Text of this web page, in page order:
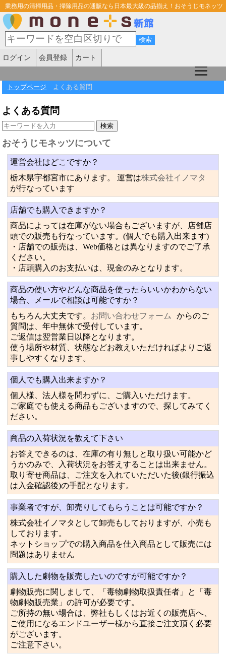
業務用の清掃用品・掃除用品の通販なら日本最大級の品揃え！おそうじモネッツ
ログイン 会員登録 カート
トップページ よくある質問
よくある質問
おそうじモネッツについて
運営会社はどこですか？
栃木県宇都宮市にあります。 運営は株式会社イノマタ
が行なっています
店舗でも購入できますか？
商品によっては在庫がない場合もございますが、店舗店
頭での販売も行なっています。(個人でも購入出来ます)
・店舗での販売は、Web価格とは異なりますのでご了承
ください。
・店頭購入のお支払いは、現金のみとなります。
商品の使い方やどんな商品を使ったらいいかわからない
場合、メールで相談は可能ですか？
もちろん大丈夫です。 お問い合わせフォーム
からのご
質問は、年中無休で受付しています。
ご返信は翌営業日以降となります。
使う場所や材質、状態などお教えいただければよりご返
事しやすくなります。
個人でも購入出来ますか？
個人様、法人様を問わずに、ご購入いただけます。
ご家庭でも使える商品もございますので、探してみてく
ださい。
商品の入荷状況を教えて下さい
お答えできるのは、在庫の有り無しと取り扱い可能かど
うかのみで、入荷状況をお答えすることは出来ません。
取り寄せ商品は、ご注文を入れていただいた後(銀行振込
は入金確認後)の手配となります。
事業者ですが、卸売りしてもらうことは可能ですか？
株式会社イノマタとして卸売もしておりますが、小売も
しております。
ネットショップでの購入商品を仕入商品として販売には
問題はありません
購入した劇物を販売したいのですが可能ですか？
劇物販売に関しまして、「毒物劇物取扱責任者」と「毒
物劇物販売業」の許可が必要です。
ご所持の無い場合は、弊社もしくはお近くの販売店へ、
ご使用になるエンドユーザー様から直接ご注文頂く必要
がございます。
ご注意下さい。